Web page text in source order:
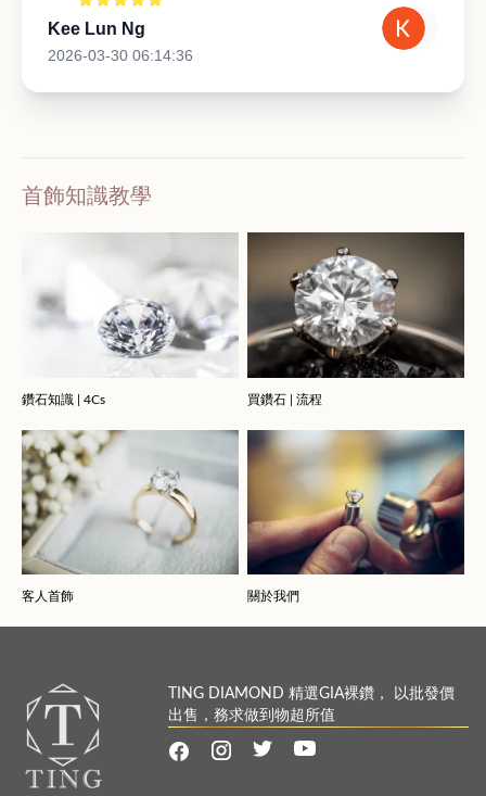
Kee Lun Ng
2026-03-30 06:14:36
首飾知識教學
鑽石知識 | 4Cs 買鑽石 | 流程
客人首飾 關於我們
TING DIAMOND 精選GIA裸鑽， 以批發價
出售，務求做到物超所值